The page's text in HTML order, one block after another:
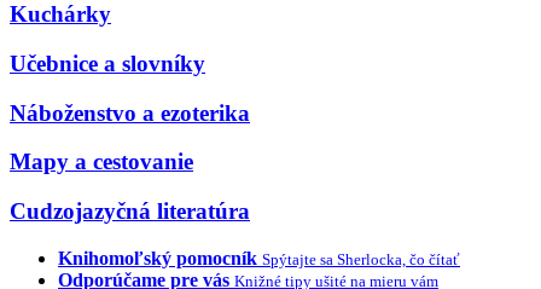
Kuchárky
Učebnice a slovníky
Náboženstvo a ezoterika
Mapy a cestovanie
Cudzojazyčná literatúra
Knihomoľský pomocník Spýtajte sa Sherlocka, čo čítať
Odporúčame pre vás Knižné tipy ušité na mieru vám